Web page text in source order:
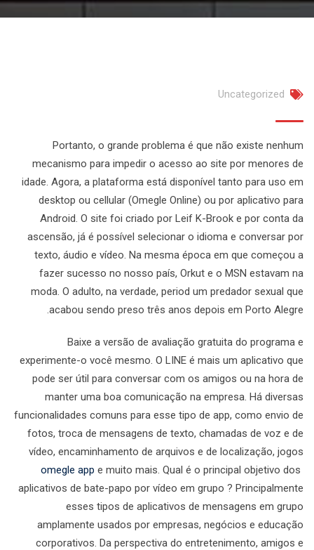
Uncategorized
Portanto, o grande problema é que não existe nenhum
mecanismo para impedir o acesso ao site por menores de
idade. Agora, a plataforma está disponível tanto para uso em
desktop ou cellular (Omegle Online) ou por aplicativo para
Android. O site foi criado por Leif K-Brook e por conta da
ascensão, já é possível selecionar o idioma e conversar por
texto, áudio e vídeo. Na mesma época em que começou a
fazer sucesso no nosso país, Orkut e o MSN estavam na
moda. O adulto, na verdade, period um predador sexual que
acabou sendo preso três anos depois em Porto Alegre.
Baixe a versão de avaliação gratuita do programa e
experimente-o você mesmo. O LINE é mais um aplicativo que
pode ser útil para conversar com os amigos ou na hora de
manter uma boa comunicação na empresa. Há diversas
funcionalidades comuns para esse tipo de app, como envio de
fotos, troca de mensagens de texto, chamadas de voz e de
vídeo, encaminhamento de arquivos e de localização, jogos
omegle app e muito mais. Qual é o principal objetivo dos
aplicativos de bate-papo por vídeo em grupo ? Principalmente
esses tipos de aplicativos de mensagens em grupo
amplamente usados por empresas, negócios e educação
corporativos. Da perspectiva do entretenimento, amigos e